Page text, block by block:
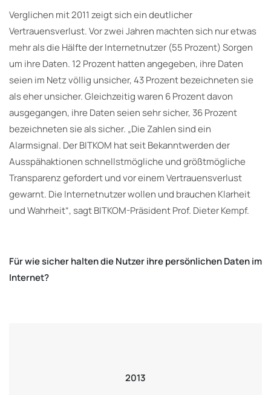
Verglichen mit 2011 zeigt sich ein deutlicher
Vertrauensverlust. Vor zwei Jahren machten sich nur etwas
mehr als die Hälfte der Internetnutzer (55 Prozent) Sorgen
um ihre Daten. 12 Prozent hatten angegeben, ihre Daten
seien im Netz völlig unsicher, 43 Prozent bezeichneten sie
als eher unsicher. Gleichzeitig waren 6 Prozent davon
ausgegangen, ihre Daten seien sehr sicher, 36 Prozent
bezeichneten sie als sicher. „Die Zahlen sind ein
Alarmsignal. Der BITKOM hat seit Bekanntwerden der
Ausspähaktionen schnellstmögliche und größtmögliche
Transparenz gefordert und vor einem Vertrauensverlust
gewarnt. Die Internetnutzer wollen und brauchen Klarheit
und Wahrheit“, sagt BITKOM-Präsident Prof. Dieter Kempf.
Für wie sicher halten die Nutzer ihre persönlichen Daten im
Internet?
2013